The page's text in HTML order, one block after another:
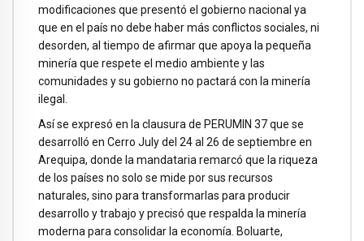
modificaciones que presentó el gobierno nacional ya
que en el país no debe haber más conflictos sociales, ni
desorden, al tiempo de afirmar que apoya la pequeña
minería que respete el medio ambiente y las
comunidades y su gobierno no pactará con la minería
ilegal.
Así se expresó en la clausura de PERUMIN 37 que se
desarrolló en Cerro July del 24 al 26 de septiembre en
Arequipa, donde la mandataria remarcó que la riqueza
de los países no solo se mide por sus recursos
naturales, sino para transformarlas para producir
desarrollo y trabajo y precisó que respalda la minería
moderna para consolidar la economía. Boluarte,